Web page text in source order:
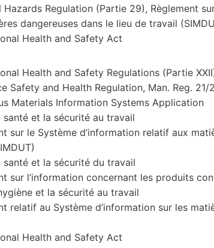
Hazards Regulation (Partie 29), Règlement
dangereuses dans le lieu de travail
Health and Safety Act
Health and Safety Regulations (Partie
Safety and Health Regulation, Man. Reg.
Materials Information Systems Application
santé et la sécurité au travail
sur le Système d’information relatif aux
santé et la sécurité du travail
sur l’information concernant les produits
et la sécurité au travail
relatif au Système d’information sur les
Health and Safety Act